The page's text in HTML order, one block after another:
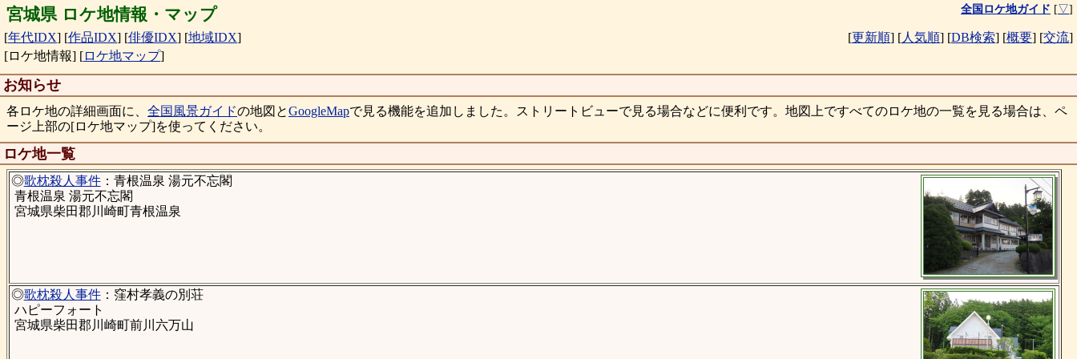
宮城県 ロケ地情報・マップ 全国ロケ地ガイド [▽]
[年代IDX] [作品IDX] [俳優IDX] [地域IDX] [更新順] [人気順] [DB検索] [概要] [交流]
[ロケ地情報] [ロケ地マップ]
お知らせ
各ロケ地の詳細画面に、 全国風景ガイドの地図とGoogleMapで見る機能を追加しました。ストリートビューで見る場合などに便利です。地図上ですべてのロケ地の一覧を見る場合は、ペ
ージ上部の[ロケ地マップ]を使ってください。
ロケ地一覧
◎歌枕殺人事件：青根温泉 湯元不忘閣
青根温泉 湯元不忘閣
宮城県柴田郡川崎町青根温泉
◎歌枕殺人事件：窪村孝義の別荘
ハピーフォート
宮城県柴田郡川崎町前川六万山